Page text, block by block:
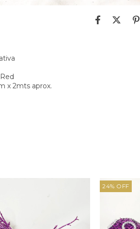
x 2mts aprox.
24% OFF